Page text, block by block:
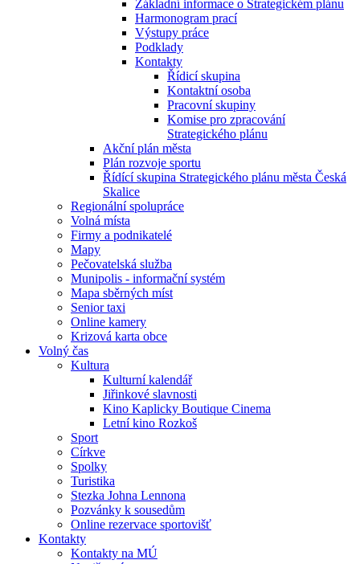
Základní informace o Strategickém plánu
Harmonogram prací
Výstupy práce
Podklady
Kontakty
Řídicí skupina
Kontaktní osoba
Pracovní skupiny
Komise pro zpracování
Strategického plánu
Akční plán města
Plán rozvoje sportu
Řídící skupina Strategického plánu města Česká
Skalice
Regionální spolupráce
Volná místa
Firmy a podnikatelé
Mapy
Pečovatelská služba
Munipolis - informační systém
Mapa sběrných míst
Senior taxi
Online kamery
Krizová karta obce
Volný čas
Kultura
Kulturní kalendář
Jiřinkové slavnosti
Kino Kaplicky Boutique Cinema
Letní kino Rozkoš
Sport
Církve
Spolky
Turistika
Stezka Johna Lennona
Pozvánky k sousedům
Online rezervace sportovišť
Kontakty
Kontakty na MÚ